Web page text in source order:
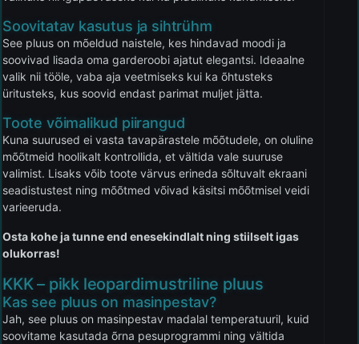
Soovitatav kasutus ja sihtrühm
See pluus on mõeldud naistele, kes hindavad moodi ja
soovivad lisada oma garderoobi ajatut elegantsi. Ideaalne
valik nii tööle, vaba aja veetmiseks kui ka õhtusteks
üritusteks, kus soovid endast parimat muljet jätta.
Toote võimalikud piirangud
Kuna suurused ei vasta tavapärastele mõõtudele, on oluline
mõõtmeid hoolikalt kontrollida, et vältida vale suuruse
valimist. Lisaks võib toote värvus erineda sõltuvalt ekraani
seadistustest ning mõõtmed võivad käsitsi mõõtmisel veidi
varieeruda.
Osta kohe ja tunne end enesekindlalt ning stiilselt igas
olukorras!
KKK – pikk leopardimustriline pluus
Kas see pluus on masinpestav?
Jah, see pluus on masinpestav madalal temperatuuril, kuid
soovitame kasutada õrna pesuprogrammi ning vältida